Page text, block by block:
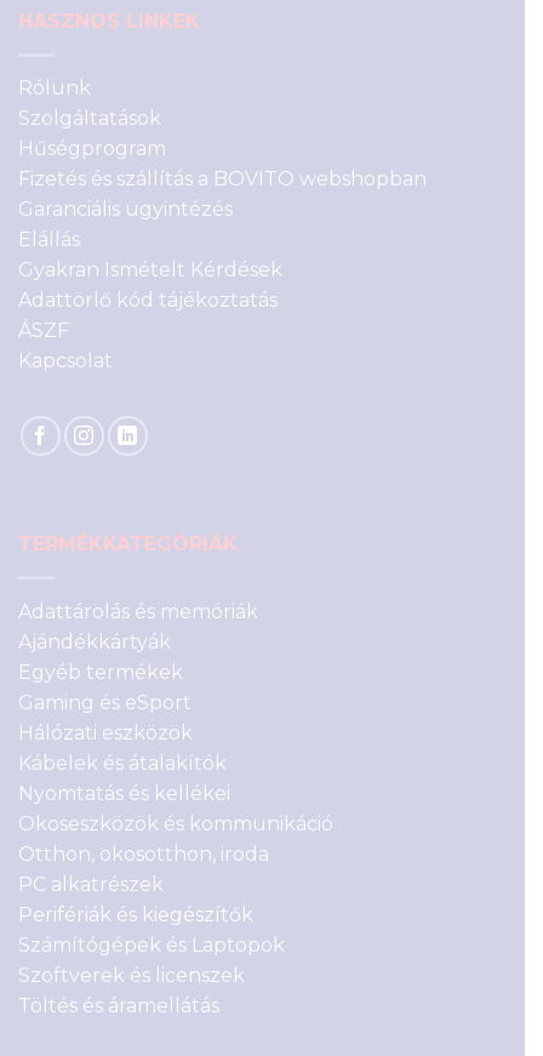
HASZNOS LINKEK
Rólunk
Szolgáltatások
Hűségprogram
Fizetés és szállítás a BOVITO webshopban
Garanciális ügyintézés
Elállás
Gyakran Ismételt Kérdések
Adattörlő kód tájékoztatás
ÁSZF
Kapcsolat
TERMÉKKATEGÓRIÁK
Adattárolás és memóriák
Ajándékkártyák
Egyéb termékek
Gaming és eSport
Hálózati eszközök
Kábelek és átalakítók
Nyomtatás és kellékei
Okoseszközök és kommunikáció
Otthon, okosotthon, iroda
PC alkatrészek
Perifériák és kiegészítők
Számítógépek és Laptopok
Szoftverek és licenszek
Töltés és áramellátás